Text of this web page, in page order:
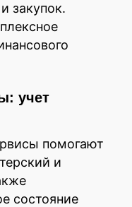
закупок.
учет
помогают
и
состояние